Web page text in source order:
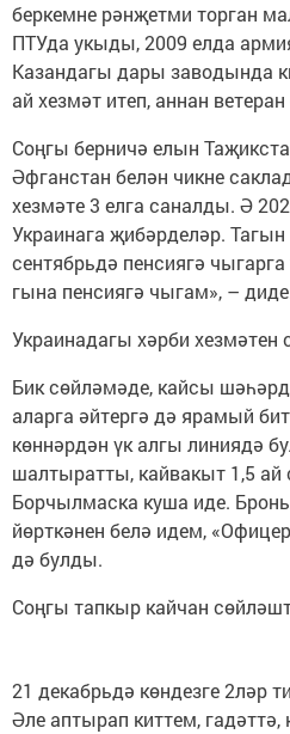
беркемне рәнҗетми торган
ПТУда укыды, 2009 елда
Казандагы дары заводында
ай хезмәт итеп, аннан
Соңгы берничә елын
Әфганстан белән чикне
хезмәте 3 елга саналды. Ә
Украинага җибәрделәр.
сентябрьдә пенсиягә
гына пенсиягә чыгам», –
Украинадагы хәрби хезмәтен
Бик сөйләмәде, кайсы
аларга әйтергә дә ярамый
көннәрдән үк алгы линиядә
шалтыратты, кайвакыт 1,5
Борчылмаска куша иде.
йөрткәнен белә идем,
дә булды.
Соңгы тапкыр кайчан
21 декабрьдә көндезге 2ләр
Әле аптырап киттем,